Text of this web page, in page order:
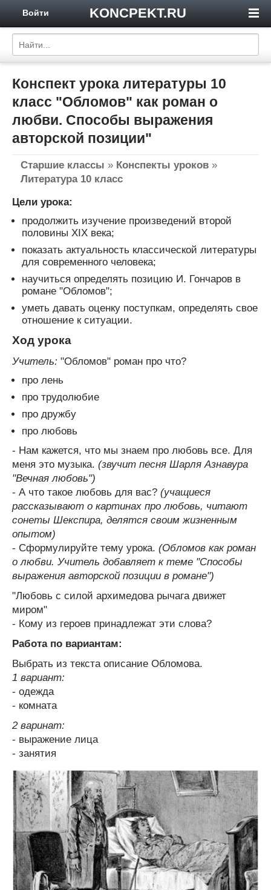
KONCPEKT.RU
Войти
Конспект урока литературы 10
класс "Обломов" как роман о
любви. Способы выражения
авторской позиции"
Старшие классы » Конспекты уроков »
Литература 10 класс
Цели урока:
продолжить изучение произведений второй
половины XIX века;
показать актуальность классической литературы
для современного человека;
научиться определять позицию И. Гончаров в
романе "Обломов";
уметь давать оценку поступкам, определять свое
отношение к ситуации.
Ход урока
Учитель: "Обломов" роман про что?
про лень
про трудолюбие
про дружбу
про любовь
- Нам кажется, что мы знаем про любовь все. Для
меня это музыка. (звучит песня Шарля Азнавура
"Вечная любовь")
- А что такое любовь для вас? (учащиеся
рассказывают о картинах про любовь, читают
сонеты Шекспира, делятся своим жизненным
опытом)
- Сформулируйте тему урока. (Обломов как роман
о любви. Учитель добавляет к теме "Способы
выражения авторской позиции в романе")
"Любовь с силой архимедова рычага движет
миром"
- Кому из героев принадлежат эти слова?
Работа по вариантам:
Выбрать из текста описание Обломова.
1 вариант:
- одежда
- комната
2 варинат:
- выражение лица
- занятия